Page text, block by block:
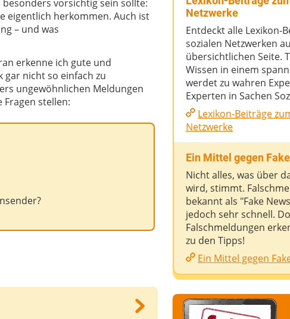
vorsichtig sein sollte:
eigentlich herkommen. Auch ist
– und was
erkenne ich gute und
gar nicht so einfach zu
ungewöhnlichen Meldungen
stellen:
Netzwerke
Entdeckt alle Lexikon-
sozialen Netzwerken
übersichtlichen Seite.
Wissen in einem
werdet zu wahren
Experten in Sachen
Lexikon-Beiträge
Netzwerke
Ein Mittel gegen
Nicht alles, was über
wird, stimmt.
bekannt als "Fake
jedoch sehr schnell.
Falschmeldungen
zu den Tipps!
Ein Mittel gegen